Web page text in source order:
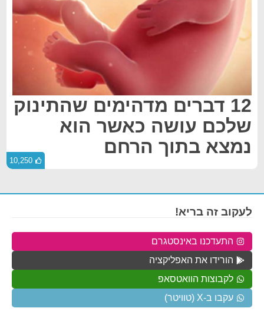
12 דברים מדהימים שהתינוק
שלכם עושה כאשר הוא
נמצא בתוך הרחם
10,250
לעקוב זה בריא!
התעדכנו באינסטגרם
הורידו את האפליקציה
לקבוצות הוואטסאפ
עקבו ב-X (טוויטר)